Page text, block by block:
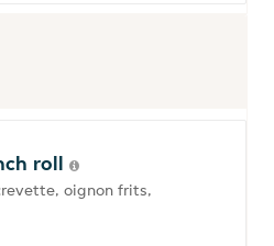
roll
oignon frits,